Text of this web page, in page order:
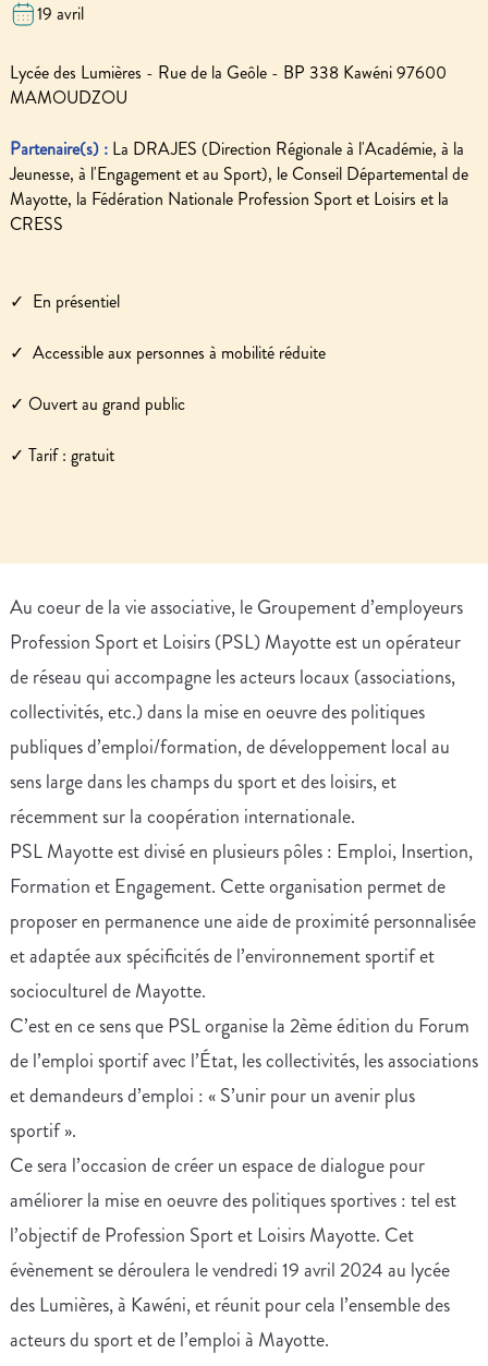
19 avril
Lycée des Lumières - Rue de la Geôle - BP 338 Kawéni 97600
MAMOUDZOU
Partenaire(s) :La DRAJES (Direction Régionale à l'Académie, à la
Jeunesse, à l'Engagement et au Sport), le Conseil Départemental de
Mayotte, la Fédération Nationale Profession Sport et Loisirs et la
CRESS
✓ ️ En présentiel
✓ ️ Accessible aux personnes à mobilité réduite
✓ Ouvert au grand public
✓ Tarif : gratuit
Au coeur de la vie associative, le Groupement d’employeurs
Profession Sport et Loisirs (PSL) Mayotte est un opérateur
de réseau qui accompagne les acteurs locaux (associations,
collectivités, etc.) dans la mise en oeuvre des politiques
publiques d’emploi/formation, de développement local au
sens large dans les champs du sport et des loisirs, et
récemment sur la coopération internationale.
PSL Mayotte est divisé en plusieurs pôles : Emploi, Insertion,
Formation et Engagement. Cette organisation permet de
proposer en permanence une aide de proximité personnalisée
et adaptée aux spécificités de l’environnement sportif et
socioculturel de Mayotte.
C’est en ce sens que PSL organise la 2ème édition du Forum
de l’emploi sportif avec l’État, les collectivités, les associations
et demandeurs d’emploi : « S’unir pour un avenir plus
sportif ».
Ce sera l’occasion de créer un espace de dialogue pour
améliorer la mise en oeuvre des politiques sportives : tel est
l’objectif de Profession Sport et Loisirs Mayotte. Cet
évènement se déroulera le vendredi 19 avril 2024 au lycée
des Lumières, à Kawéni, et réunit pour cela l’ensemble des
acteurs du sport et de l’emploi à Mayotte.